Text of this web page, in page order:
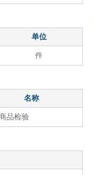
单位
件
名称
品检验